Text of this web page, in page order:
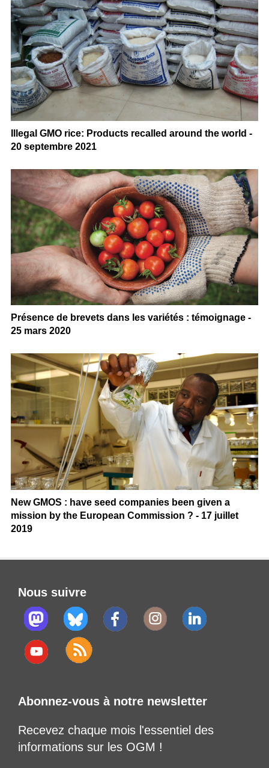
Illegal GMO rice: Products recalled around the world -
20 septembre 2021
Présence de brevets dans les variétés : témoignage -
25 mars 2020
New GMOS : have seed companies been given a
mission by the European Commission ? - 17 juillet
2019
Nous suivre
Abonnez-vous à notre newsletter
Recevez chaque mois l'essentiel des
informations sur les OGM !